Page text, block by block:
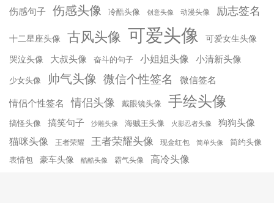
伤感句子 伤感头像 冷酷头像 创意头像 动漫头像 励志签名
十二星座头像 古风头像 可爱头像 可爱女生头像
哭泣头像 大叔头像 奋斗的句子 小姐姐头像 小清新头像
少女头像 帅气头像 微信个性签名 微信签名
情侣个性签名 情侣头像 戴眼镜头像 手绘头像
搞怪头像 搞笑句子 沙雕头像 海贼王头像 火影忍者头像 狗狗头像
猫咪头像 王者荣耀 王者荣耀头像 现金红包 简单头像 简约头像
表情包 豪车头像 酷酷头像 霸气头像 高冷头像